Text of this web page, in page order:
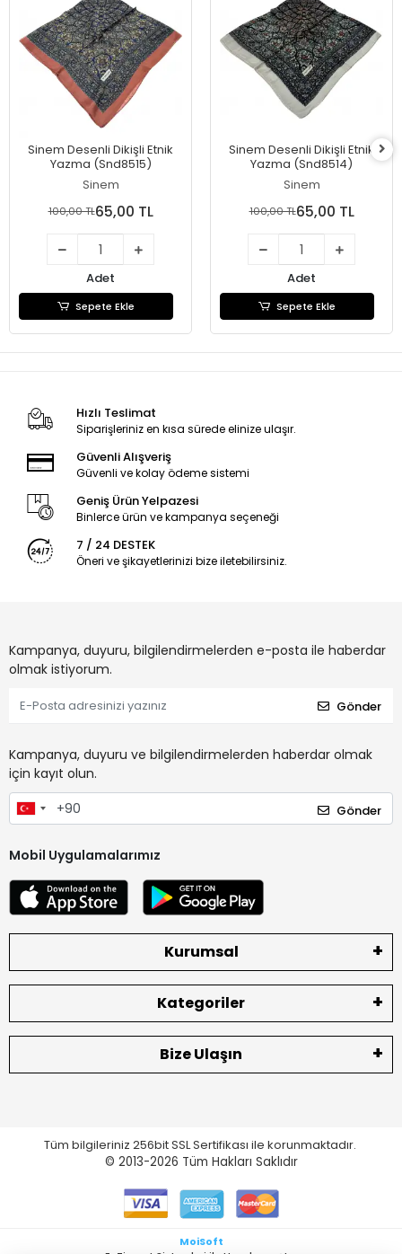
Sinem Desenli Dikişli Etnik
Yazma (Snd8515)
Sinem
100,00 TL65,00 TL
Adet
Sepete Ekle
Sinem Desenli Dikişli Etnik
Yazma (Snd8514)
Sinem
100,00 TL65,00 TL
Adet
Sepete Ekle
Hızlı Teslimat
Siparişleriniz en kısa sürede elinize ulaşır.
Güvenli Alışveriş
Güvenli ve kolay ödeme sistemi
Geniş Ürün Yelpazesi
Binlerce ürün ve kampanya seçeneği
7 / 24 DESTEK
Öneri ve şikayetlerinizi bize iletebilirsiniz.
Kampanya, duyuru, bilgilendirmelerden e-posta ile haberdar
olmak istiyorum.
Gönder
Kampanya, duyuru ve bilgilendirmelerden haberdar olmak
için kayıt olun.
Gönder
Mobil Uygulamalarımız
Kurumsal
Kategoriler
Bize Ulaşın
Tüm bilgileriniz 256bit SSL Sertifikası ile korunmaktadır.
© 2013-2026 Tüm Hakları Saklıdır
MoiSoft